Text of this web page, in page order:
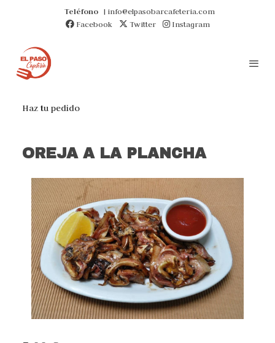
Teléfono| info@elpasobarcafeteria.com
Facebook
Twitter Instagram
Haz tu pedido
OREJA A LA PLANCHA